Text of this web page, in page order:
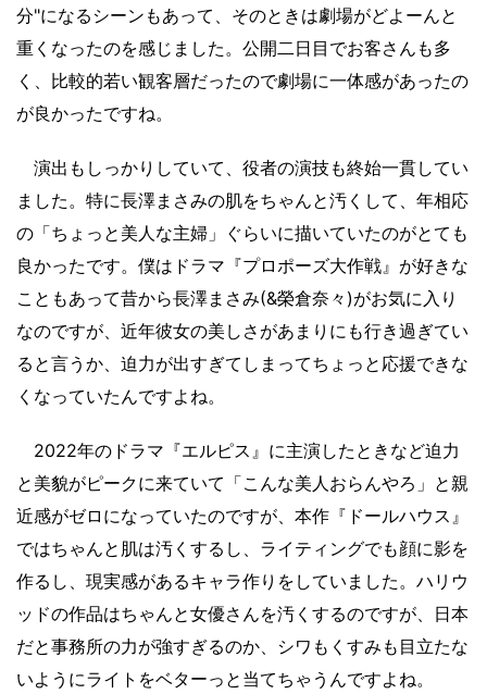
分"になるシーンもあって、そのときは劇場がどよーんと
重くなったのを感じました。公開二日目でお客さんも多
く、比較的若い観客層だったので劇場に一体感があったの
が良かったですね。
演出もしっかりしていて、役者の演技も終始一貫してい
ました。特に長澤まさみの肌をちゃんと汚くして、年相応
の「ちょっと美人な主婦」ぐらいに描いていたのがとても
良かったです。僕はドラマ『プロポーズ大作戦』が好きな
こともあって昔から長澤まさみ(&榮倉奈々)がお気に入り
なのですが、近年彼女の美しさがあまりにも行き過ぎてい
ると言うか、迫力が出すぎてしまってちょっと応援できな
くなっていたんですよね。
2022年のドラマ『エルピス』に主演したときなど迫力
と美貌がピークに来ていて「こんな美人おらんやろ」と親
近感がゼロになっていたのですが、本作『ドールハウス』
ではちゃんと肌は汚くするし、ライティングでも顔に影を
作るし、現実感があるキャラ作りをしていました。ハリウ
ッドの作品はちゃんと女優さんを汚くするのですが、日本
だと事務所の力が強すぎるのか、シワもくすみも目立たな
いようにライトをベターっと当てちゃうんですよね。